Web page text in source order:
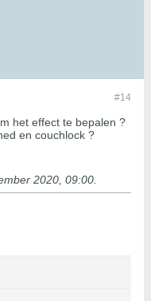
#14
het effect te bepalen ?
en couchlock ?
2020, 09:00